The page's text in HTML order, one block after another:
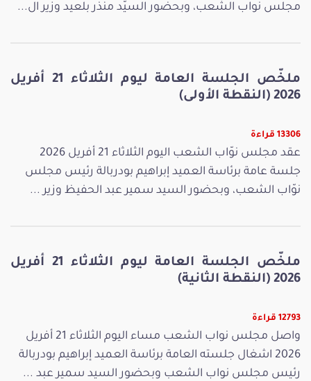
مجلس نواب الشعب، وبحضور السيّد منذر بلعيد وزير ال...
ملخّص الجلسة العامة ليوم الثلاثاء 21 أفريل
2026 (النقطة الأولى)
13306 قراءة
عقد مجلس نوّاب الشعب اليوم الثلاثاء 21 أفريل 2026
جلسة عامة برئاسة العميد إبراهيم بودربالة رئيس مجلس
نوّاب الشعب، وبحضور السيد سمير عبد الحفيظ وزير ...
ملخّص الجلسة العامة ليوم الثلاثاء 21 أفريل
2026 (النقطة الثانية)
12793 قراءة
واصل مجلس نواب الشعب مساء اليوم الثلاثاء 21 أفريل
2026 اشغال جلسته العامة برئاسة العميد إبراهيم بودربالة
رئيس مجلس نواب الشعب وبحضور السيد سمير عبد ...